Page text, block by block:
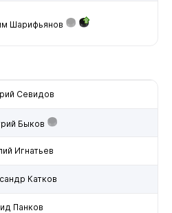
Шарифьянов
Севидов
Быков
Игнатьев
Катков
Панков